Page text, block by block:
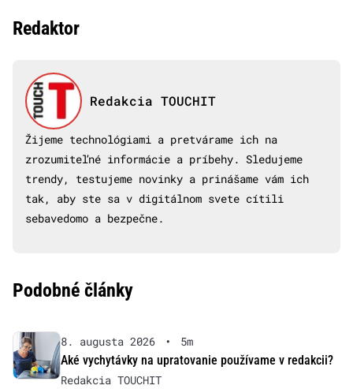
Redaktor
Redakcia TOUCHIT
Žijeme technológiami a pretvárame ich na
zrozumiteľné informácie a príbehy. Sledujeme
trendy, testujeme novinky a prinášame vám ich
tak, aby ste sa v digitálnom svete cítili
sebavedomo a bezpečne.
Podobné články
8. augusta 2026 •
5m
Aké vychytávky na upratovanie používame v redakcii?
Redakcia TOUCHIT